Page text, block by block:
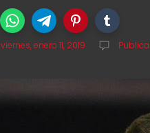
viernes, enero 11, 2019